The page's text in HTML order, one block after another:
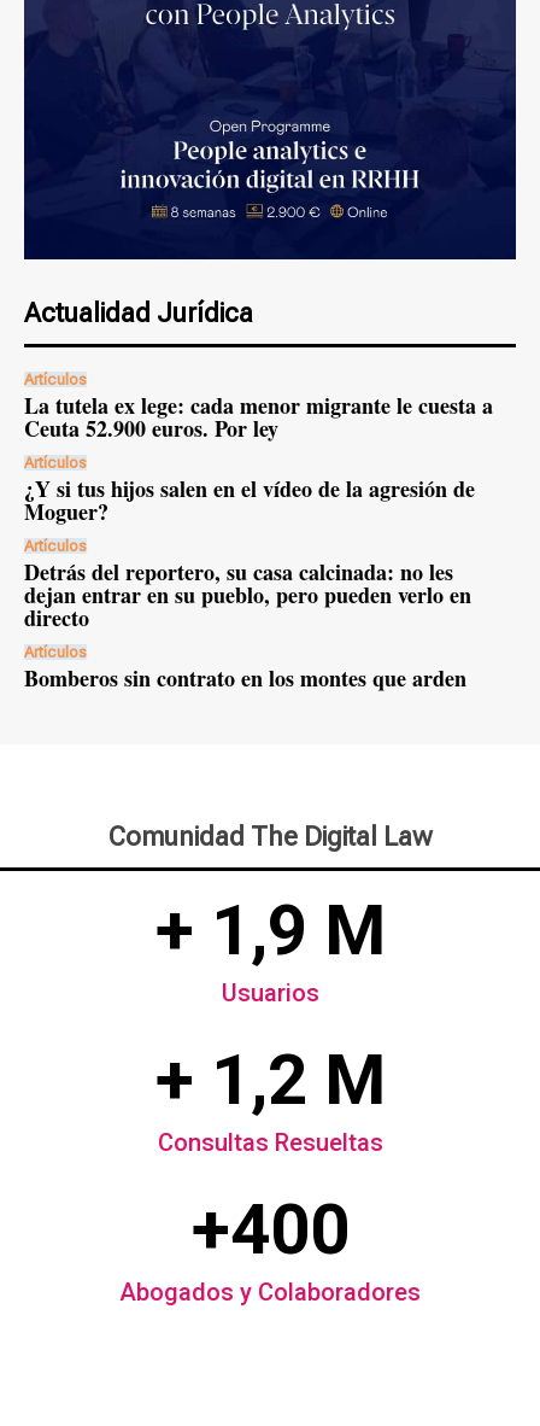
Actualidad Jurídica
Artículos
La tutela ex lege: cada menor migrante le cuesta a
Ceuta 52.900 euros. Por ley
Artículos
¿Y si tus hijos salen en el vídeo de la agresión de
Moguer?
Artículos
Detrás del reportero, su casa calcinada: no les
dejan entrar en su pueblo, pero pueden verlo en
directo
Artículos
Bomberos sin contrato en los montes que arden
Comunidad The Digital Law
+ 1,9 M
Usuarios
+ 1,2 M
Consultas Resueltas
+400
Abogados y Colaboradores